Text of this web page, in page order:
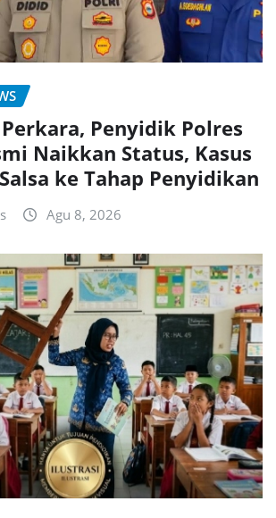
Penyidik Polres
Naikkan Status, Kasus
ke Tahap Penyidikan
Agu 8, 2026